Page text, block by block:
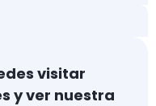
visitar
y ver nuestra